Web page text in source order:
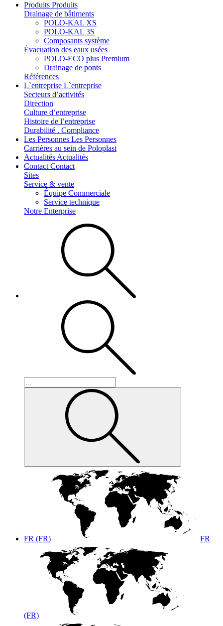
Produits Produits
Drainage de bâtiments
POLO-KAL XS
POLO-KAL 3S
Composants système
Évacuation des eaux usées
POLO-ECO plus Premium
Drainage de ponts
Références
L`entreprise L`entreprise
Secteurs d’activités
Direction
Culture d’entreprise
Histoire de l’entreprise
Durabilité . Compliance
Les Personnes Les Personnes
Carrières au sein de Poloplast
Actualités Actualités
Contact Contact
Sites
Service & vente
Équipe Commerciale
Service technique
Notre Enterprise
FR (FR) FR
(FR)